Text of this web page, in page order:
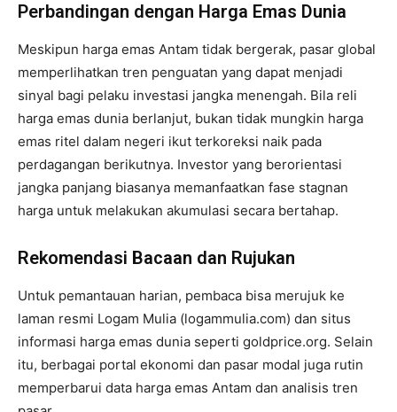
Perbandingan dengan Harga Emas Dunia
Meskipun harga emas Antam tidak bergerak, pasar global
memperlihatkan tren penguatan yang dapat menjadi
sinyal bagi pelaku investasi jangka menengah. Bila reli
harga emas dunia berlanjut, bukan tidak mungkin harga
emas ritel dalam negeri ikut terkoreksi naik pada
perdagangan berikutnya. Investor yang berorientasi
jangka panjang biasanya memanfaatkan fase stagnan
harga untuk melakukan akumulasi secara bertahap.
Rekomendasi Bacaan dan Rujukan
Untuk pemantauan harian, pembaca bisa merujuk ke
laman resmi Logam Mulia (logammulia.com) dan situs
informasi harga emas dunia seperti goldprice.org. Selain
itu, berbagai portal ekonomi dan pasar modal juga rutin
memperbarui data harga emas Antam dan analisis tren